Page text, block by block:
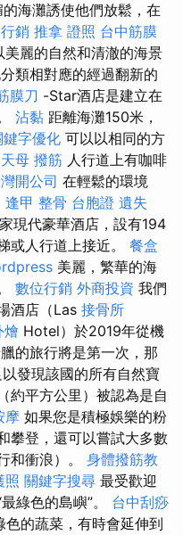
海灘誘使他們放鬆，在
銷 推拿 證照 台中筋膜
美麗的自然和清澈的海景
類相對應的經過翻新的
膜刀 -Star酒店是建立在
沾黏 距離海灘150米，
鍵字優化 可以以相同的方
天母 撥筋 人行道上有咖啡
開公司 在輕鬆的環境
逢甲 整骨 台胞證 遺失
現代豪華酒店，設有194
或人行道上接近。 餐盒
美麗，繁華的海
數位行銷 外商投資 我們
酒店（Las 接骨所
燴 Hotel）於2019年從機
的旅行將是第一次，那
發現該國的所有自然寶
約平方公里）被認為是自
摩 如果您是積極娛樂的粉
攀登，還可以嘗試大多數
和衝浪）。 身體撥筋教
照 關鍵字搜尋 最受歡迎
綠色的島嶼”。 台中刮痧
的蔬菜，有時會延伸到